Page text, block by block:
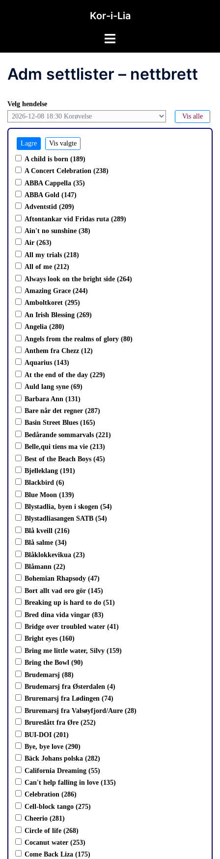
Kor-i-Lia
Toggle
Adm settlister – nettbrett
Velg hendelse
Vis alle
A child is born (189)
A Concert Celebration (238)
ABBA Cappella (35)
ABBA Gold (147)
Adventstid (209)
Aftontankar vid Fridas ruta (289)
Ain't no sunshine (38)
Air (263)
All my trials (218)
All of me (212)
Always look on the bright side (264)
Amazing Grace (244)
Amboltkoret (295)
An Irish Blessing (269)
Angelia (280)
Angels from the realms of glory (80)
Anthem fra Chezz (12)
Aquarius (143)
At the end of the day (229)
Auld lang syne (69)
Barbara Ann (131)
Bare når det regner (287)
Basin Street Blues (165)
Bedårande sommarvals (221)
Belle,qui tiens ma vie (213)
Best of the Beach Boys (45)
Bjelleklang (191)
Blackbird (6)
Blue Moon (139)
Blystadlia, byen i skogen (54)
Blystadliasangen SATB (54)
Blå kveill (216)
Blå salme (34)
Blåklokkevikua (23)
Blåmann (22)
Bohemian Rhapsody (47)
Bort allt vad oro gör (145)
Breaking up is hard to do (51)
Bred dina vida vingar (83)
Bridge over troubled water (41)
Bright eyes (160)
Bring me little water, Silvy (159)
Bring the Bowl (90)
Brudemarsj (88)
Brudemarsj fra Østerdalen (4)
Bruremarsj fra Lødingen (74)
Bruremarsj fra Valsøyfjord/Aure (28)
Brureslått fra Øre (252)
BUI-DOI (201)
Bye, bye love (290)
Bäck Johans polska (282)
California Dreaming (55)
Can't help falling in love (135)
Celebration (286)
Cell-block tango (275)
Cheerio (281)
Circle of life (268)
Cocanut water (253)
Come Back Liza (175)